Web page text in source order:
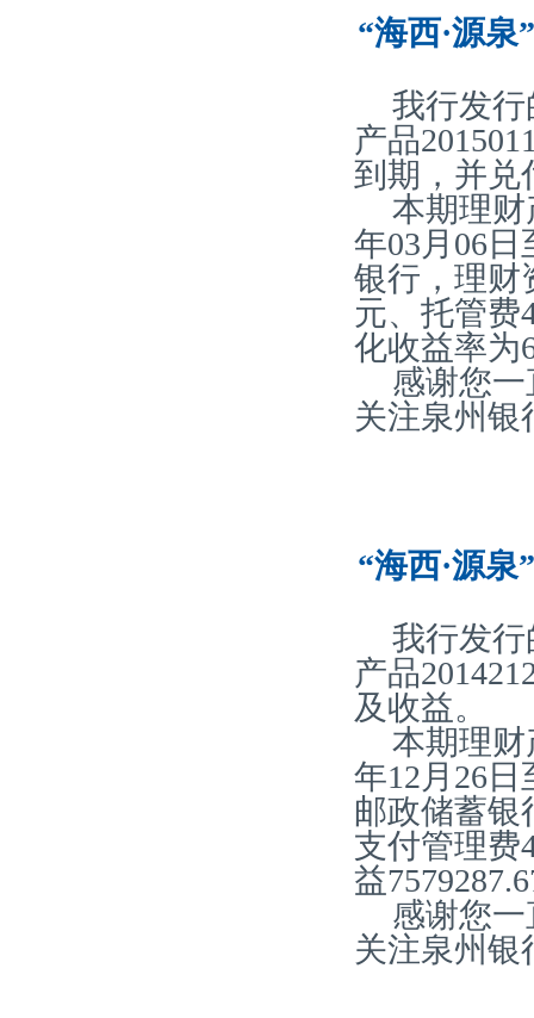
“海西·源
我行发行
产品
到期，并兑
本期理财
年03月06
银行，理财
元、托管费
化收益率为
感谢您
关注泉州银
“海西·源
我行发行
产品
及收益。
本期理财
年12月26
邮政储蓄银
支付管理费
益
感谢您
关注泉州银